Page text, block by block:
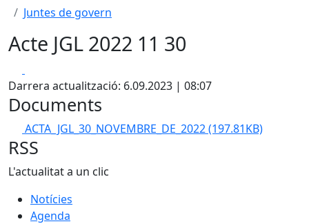
Juntes de govern
Acte JGL 2022 11 30
Darrera actualització: 6.09.2023 | 08:07
Documents
ACTA_JGL_30_NOVEMBRE_DE_2022(197.81KB)
RSS
L'actualitat a un clic
Notícies
Agenda